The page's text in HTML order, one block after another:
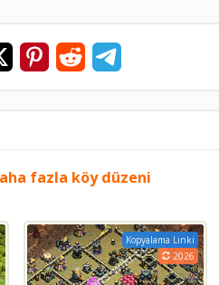
fazla köy düzeni
Kopyalama Linki
2026